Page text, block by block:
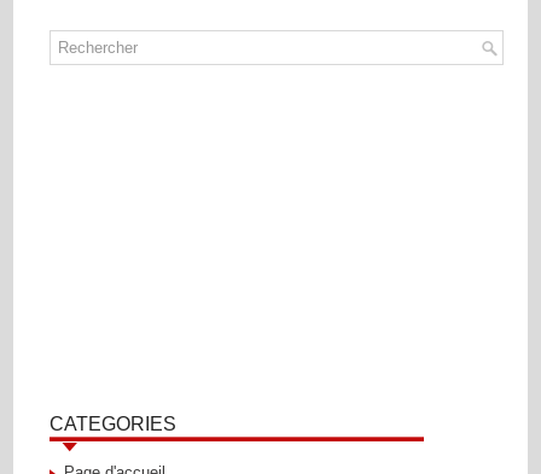
CATEGORIES